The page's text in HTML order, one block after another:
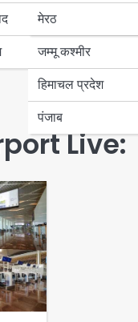
मेरठ
हरियाणा
जम्मू कश्मीर
हिमाचल प्रदेश
पंजाब
Live: